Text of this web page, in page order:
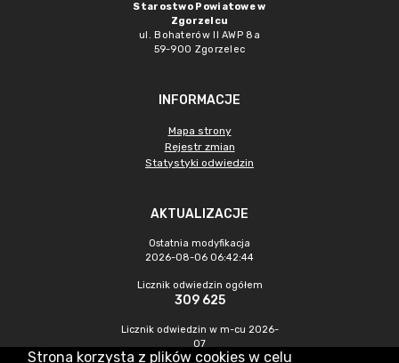
Starostwo Powiatowe w
Zgorzelcu
ul. Bohaterów II AWP 8a
59-900 Zgorzelec
INFORMACJE
Mapa strony
Rejestr zmian
Statystyki odwiedzin
AKTUALIZACJE
Ostatnia modyfikacja
2026-08-06 06:42:44
Licznik odwiedzin ogółem
309 625
Licznik odwiedzin w m-cu 2026-
07
323
Strona korzysta z plików cookies w celu